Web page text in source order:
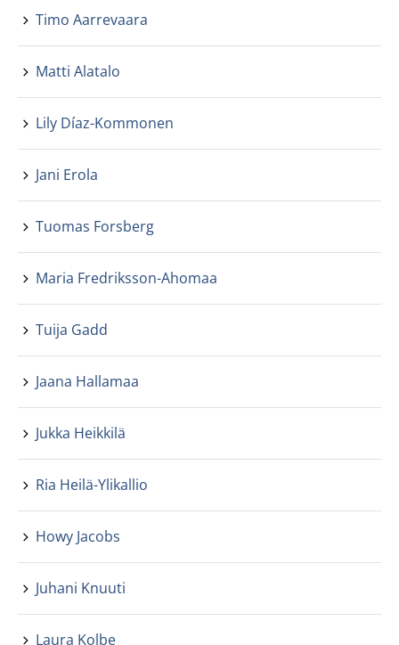
Timo Aarrevaara
Matti Alatalo
Lily Díaz-Kommonen
Jani Erola
Tuomas Forsberg
Maria Fredriksson-Ahomaa
Tuija Gadd
Jaana Hallamaa
Jukka Heikkilä
Ria Heilä-Ylikallio
Howy Jacobs
Juhani Knuuti
Laura Kolbe